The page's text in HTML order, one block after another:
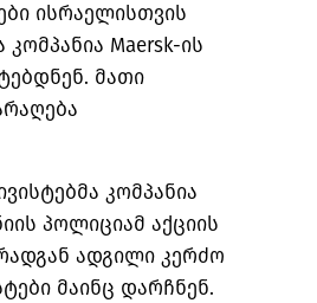
ისრაელისთვის
Maersk-ის
მათი
კომპანია
პოლიციამ აქციის
ადგილი კერძო
მაინც დარჩნენ.